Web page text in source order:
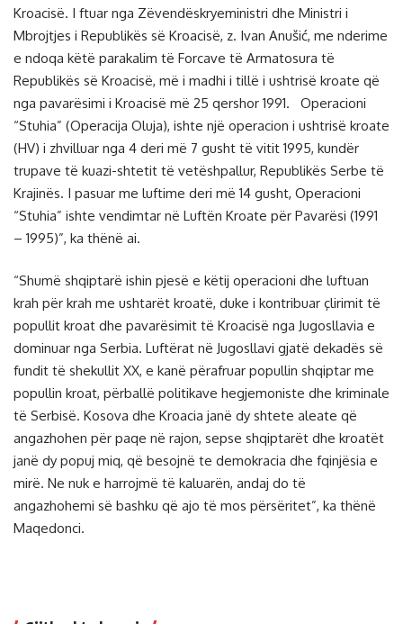
Kroacisë. I ftuar nga Zëvendëskryeministri dhe Ministri i
Mbrojtjes i Republikës së Kroacisë, z. Ivan Anušić, me nderime
e ndoqa këtë parakalim të Forcave të Armatosura të
Republikës së Kroacisë, më i madhi i tillë i ushtrisë kroate që
nga pavarësimi i Kroacisë më 25 qershor 1991. Operacioni
“Stuhia” (Operacija Oluja), ishte një operacion i ushtrisë kroate
(HV) i zhvilluar nga 4 deri më 7 gusht të vitit 1995, kundër
trupave të kuazi-shtetit të vetëshpallur, Republikës Serbe të
Krajinës. I pasuar me luftime deri më 14 gusht, Operacioni
“Stuhia” ishte vendimtar në Luftën Kroate për Pavarësi (1991
– 1995)”, ka thënë ai.
“Shumë shqiptarë ishin pjesë e këtij operacioni dhe luftuan
krah për krah me ushtarët kroatë, duke i kontribuar çlirimit të
popullit kroat dhe pavarësimit të Kroacisë nga Jugosllavia e
dominuar nga Serbia. Luftërat në Jugosllavi gjatë dekadës së
fundit të shekullit XX, e kanë përafruar popullin shqiptar me
popullin kroat, përballë politikave hegjemoniste dhe kriminale
të Serbisë. Kosova dhe Kroacia janë dy shtete aleate që
angazhohen për paqe në rajon, sepse shqiptarët dhe kroatët
janë dy popuj miq, që besojnë te demokracia dhe fqinjësia e
mirë. Ne nuk e harrojmë të kaluarën, andaj do të
angazhohemi së bashku që ajo të mos përsëritet”, ka thënë
Maqedonci.